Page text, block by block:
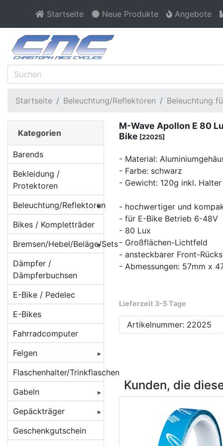
Startseite Neue Produkte Angebote
Startseite Beleuchtung/Reflektoren Beleuchtung
M-Wave Apollon E 80
Bike [22025]
- Material:
- Farbe: schwarz
- Gewicht: 120g inkl. Halter
- hochwertiger und
- für E-Bike Betrieb 6-48V
- 80 Lux
- Großflächen-Lichtfeld
- ansteckbarer Front-
- Abmessungen: 57mm x
Lieferzeit 3-5 Tage
Artikelnummer: 22025
Kunden, die
Kategorien
Barends
Bekleidung /
Protektoren
Beleuchtung/Reflektoren
Beleuchtung für
Batteriebetrieb
Beleuchtung für
Dynamobetrieb
Beleuchtung für
E-Bikes/ Pedelec
Lampenhalter /
Rücklichthalter
Lichtkabel /
Stecker /
Verbinder
Reflektoren /
Reflex-Sticker
Seitenläufer-
Dynamos
Bikes / Kompletträder
Bremsen/Hebel/Beläge/Sets
BMX Bremsen
Bremsbeläge
Beläge für
Brakes
Beläge für
Felgenbremsen
Beläge für
Caliper/Zange
Beläge für
Scheibenbremsen
Bremsen
Bremsenzubehör/Ersatzteile
Bremshebel
Bremsscheiben/Rotoren
Crossbremsen
Rennradbremsen
/ Zangenbremsen
Scheibenbremsadapter
Scheibenbremsen
Dämpfer /
Dämpferbuchsen
E-Bike / Pedelec
E-Bikes
Fahrradcomputer
Felgen
Felgen 16 Zoll
Felgen 20 Zoll
Felgen 22 Zoll
Felgen 24 Zoll
Flaschenhalter/Trinkflaschen
Gabeln
Federgabeln
DT Swiss
Starrgabeln
Gepäckträger
Gepäckträger
hinten
Geschenkgutschein